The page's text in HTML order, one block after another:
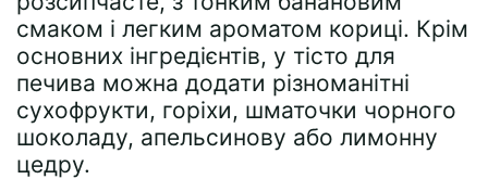
смаком і легким ароматом кориці. Крім
основних інгредієнтів, у тісто для
печива можна додати різноманітні
сухофрукти, горіхи, шматочки чорного
шоколаду, апельсинову або лимонну
цедру.